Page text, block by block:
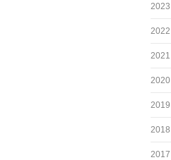
2023
2022
2021
2020
2019
2018
2017